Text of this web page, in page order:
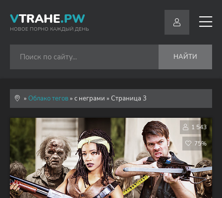
VTRAHE.PW
НОВОЕ ПОРНО КАЖДЫЙ ДЕНЬ
НАЙТИ
» Облако тегов» с неграми » Страница 3
1 543
75%